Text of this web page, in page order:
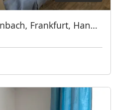
Wohnungen in Offenbach, Frankfurt, Hanau, Eschborn und Umgebung